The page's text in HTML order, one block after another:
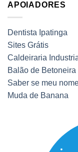
APOIADORES
Dentista Ipatinga
Sites Grátis
Caldeiraria
Balão de Betoneira
Saber se meu
Muda de Banana